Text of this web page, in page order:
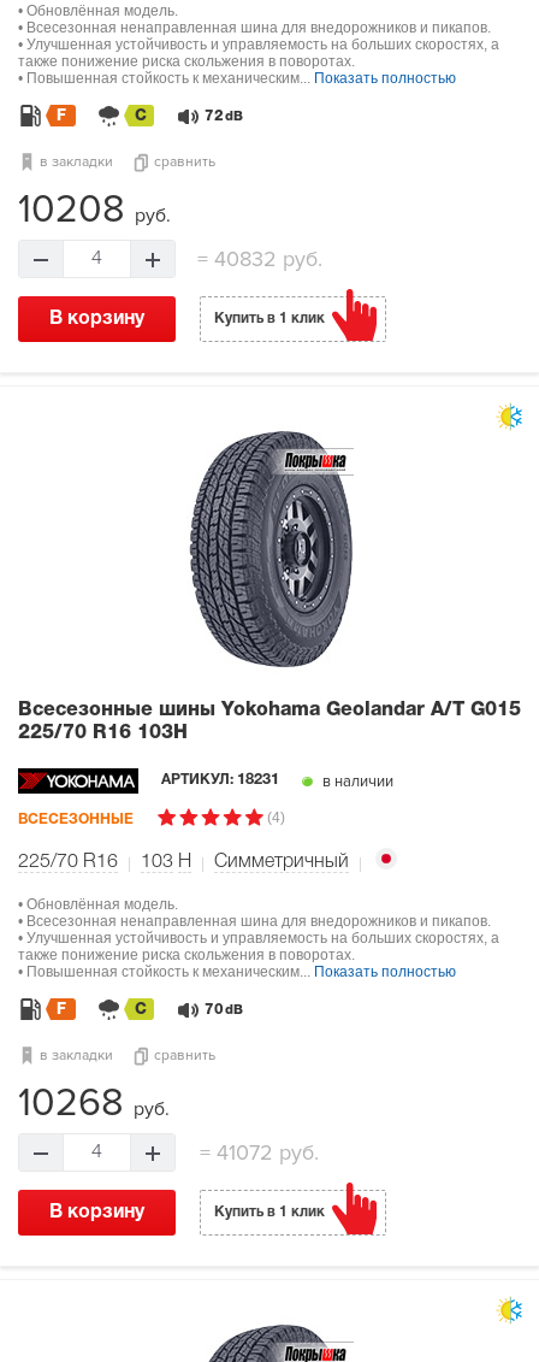
• Обновлённая модель.
• Всесезонная ненаправленная шина для внедорожников и пикапов.
• Улучшенная устойчивость и управляемость на больших скоростях, а
также понижение риска скольжения в поворотах.
• Повышенная стойкость к механическим... Показать полностью
F C 72 dB
в закладки сравнить
10208 руб.
4 =40832 руб.
В корзину Купить в 1 клик
Всесезонные шины Yokohama Geolandar A/T G015
225/70 R16 103H
АРТИКУЛ: 18231 в наличии
ВСЕСЕЗОННЫЕ (4)
225/70 R16 103 H Симметричный
• Обновлённая модель.
• Всесезонная ненаправленная шина для внедорожников и пикапов.
• Улучшенная устойчивость и управляемость на больших скоростях, а
также понижение риска скольжения в поворотах.
• Повышенная стойкость к механическим... Показать полностью
F C 70 dB
в закладки сравнить
10268 руб.
4 = 41072 руб.
В корзину Купить в 1 клик